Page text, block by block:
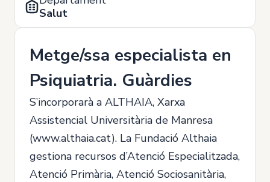
Salut
Metge/ssa especialista en
Psiquiatria. Guàrdies
S’incorporarà a ALTHAIA, Xarxa
Assistencial Universitària de Manresa
(www.althaia.cat). La Fundació Althaia
gestiona recursos d’Atenció Especialitzada,
Atenció Primària, Atenció Sociosanitària,